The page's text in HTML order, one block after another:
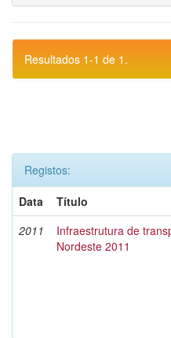
Resultados 1-1 de 1.
Registos:
Data
Título
2011
Infraestrutura de
Nordeste 2011